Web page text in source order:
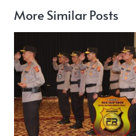
More Similar Posts